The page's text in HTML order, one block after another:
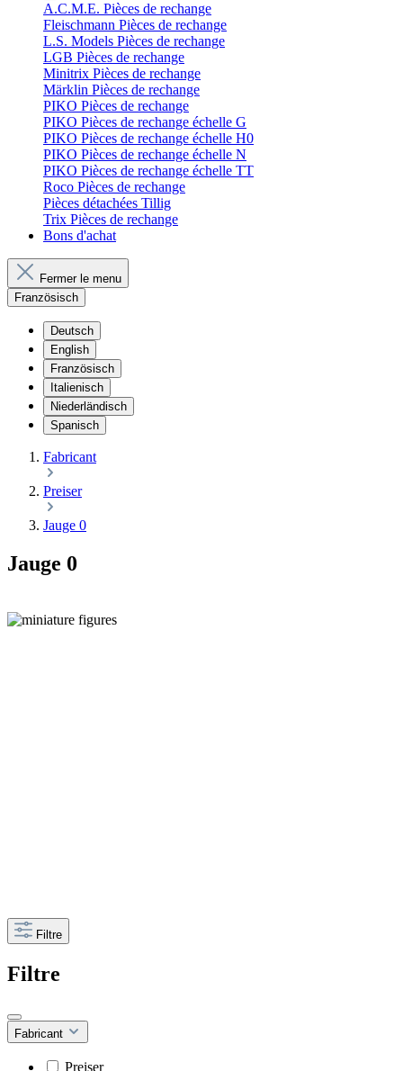
A.C.M.E. Pièces de rechange
Fleischmann Pièces de rechange
L.S. Models Pièces de rechange
LGB Pièces de rechange
Minitrix Pièces de rechange
Märklin Pièces de rechange
PIKO Pièces de rechange
PIKO Pièces de rechange échelle G
PIKO Pièces de rechange échelle H0
PIKO Pièces de rechange échelle N
PIKO Pièces de rechange échelle TT
Roco Pièces de rechange
Pièces détachées Tillig
Trix Pièces de rechange
Bons d'achat
Fermer le menu
Französisch
Deutsch
English
Französisch
Italienisch
Niederländisch
Spanisch
Fabricant
Preiser
Jauge 0
Jauge 0
Filtre
Filtre
Fabricant
Preiser